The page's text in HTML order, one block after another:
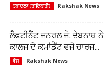
ਤਬਾਦਲਾ (ਤਾਇਨਾਤੀ) Rakshak News
ਲੈਫਟੀਨੈਂਟ ਜਨਰਲ ਜੇ.
ਕਾਲਜ ਦੇ ਕਮਾਂਡੈਂਟ ਵਜੋਂ ਚਾਰਜ...
ਫੌਜ Rakshak News